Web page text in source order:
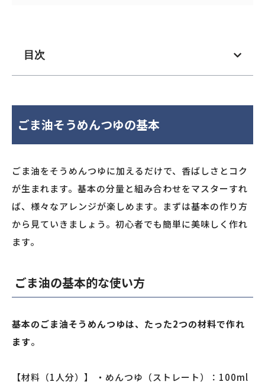
目次
ごま油そうめんつゆの基本
ごま油をそうめんつゆに加えるだけで、香ばしさとコク
が生まれます。基本の分量と組み合わせをマスターすれ
ば、様々なアレンジが楽しめます。まずは基本の作り方
から見ていきましょう。初心者でも簡単に美味しく作れ
ます。
ごま油の基本的な使い方
基本のごま油そうめんつゆは、たった2つの材料で作れ
ます。
【材料（1人分）】 ・めんつゆ（ストレート）：100ml